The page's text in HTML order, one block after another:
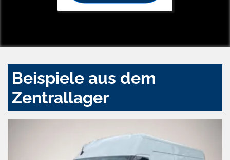
Beispiele aus dem
Zentrallager